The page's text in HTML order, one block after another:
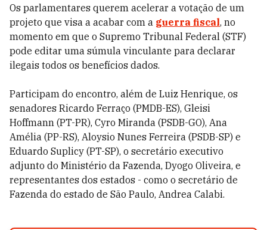
Os parlamentares querem acelerar a votação de um
projeto que visa a acabar com a guerra fiscal, no
momento em que o Supremo Tribunal Federal (STF)
pode editar uma súmula vinculante para declarar
ilegais todos os benefícios dados.
Participam do encontro, além de Luiz Henrique, os
senadores Ricardo Ferraço (PMDB-ES), Gleisi
Hoffmann (PT-PR), Cyro Miranda (PSDB-GO), Ana
Amélia (PP-RS), Aloysio Nunes Ferreira (PSDB-SP) e
Eduardo Suplicy (PT-SP), o secretário executivo
adjunto do Ministério da Fazenda, Dyogo Oliveira, e
representantes dos estados - como o secretário de
Fazenda do estado de São Paulo, Andrea Calabi.